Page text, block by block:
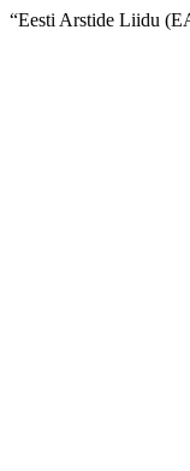
“Eesti Arstide Liidu